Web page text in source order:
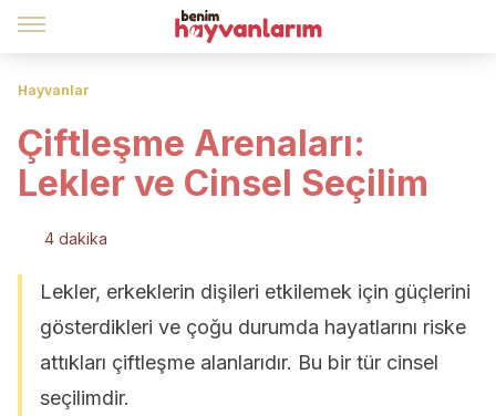
Hayvanlar
Çiftleşme Arenaları:
Lekler ve Cinsel Seçilim
4 dakika
Lekler, erkeklerin dişileri etkilemek için güçlerini
gösterdikleri ve çoğu durumda hayatlarını riske
attıkları çiftleşme alanlarıdır. Bu bir tür cinsel
seçilimdir.